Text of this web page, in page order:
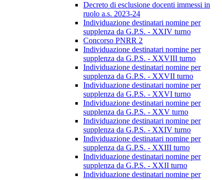
Decreto di esclusione docenti immessi in
ruolo a.s. 2023-24
Individuazione destinatari nomine per
supplenza da G.P.S. - XXIV turno
Concorso PNRR 2
Individuazione destinatari nomine per
supplenza da G.P.S. - XXVIII turno
Individuazione destinatari nomine per
supplenza da G.P.S. - XXVII turno
Individuazione destinatari nomine per
supplenza da G.P.S. - XXVI turno
Individuazione destinatari nomine per
supplenza da G.P.S. - XXV turno
Individuazione destinatari nomine per
supplenza da G.P.S. - XXIV turno
Individuazione destinatari nomine per
supplenza da G.P.S. - XXIII turno
Individuazione destinatari nomine per
supplenza da G.P.S. - XXII turno
Individuazione destinatari nomine per